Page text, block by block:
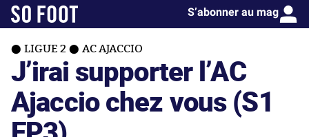
S’abonner au mag
LIGUE 2 AC AJACCIO
J’irai supporter l’AC
Ajaccio chez vous (S1